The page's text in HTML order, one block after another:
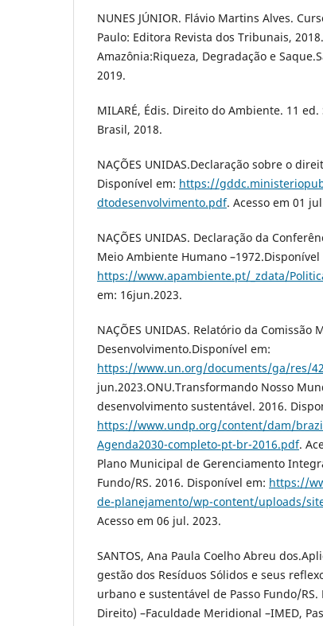
NUNES JÚNIOR. Flávio Martins Alves.
Paulo: Editora Revista dos Tribunais,
Amazônia:Riqueza, Degradação e
2019.
MILARÉ, Édis. Direito do Ambiente. 11
Brasil, 2018.
NAÇÕES UNIDAS.Declaração sobre o
Disponível em: https://
dtodesenvolvimento.pdf. Acesso em 01
NAÇÕES UNIDAS. Declaração da
Meio Ambiente Humano –1972.Disponível
https://www.apambiente.pt/_zdata/
em: 16jun.2023.
NAÇÕES UNIDAS. Relatório da
Desenvolvimento.Disponível em:
https://www.un.org/documents/ga/res/
jun.2023.ONU.Transformando Nosso
desenvolvimento sustentável. 2016.
https://www.undp.org/content/dam/
Agenda2030-completo-pt-br-2016.pdf.
Plano Municipal de Gerenciamento
Fundo/RS. 2016. Disponível em: https://
de-planejamento/wp-content/uploads/
Acesso em 06 jul. 2023.
SANTOS, Ana Paula Coelho Abreu
gestão dos Resíduos Sólidos e seus
urbano e sustentável de Passo Fundo/
Direito) –Faculdade Meridional –IMED,